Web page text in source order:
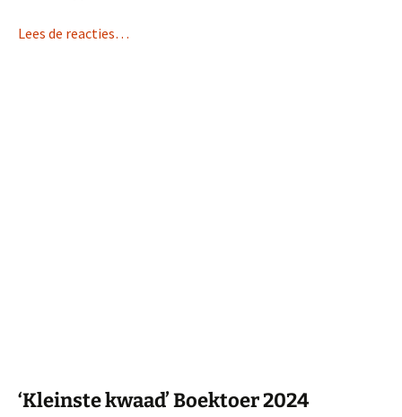
Lees de reacties…
‘Kleinste kwaad’ Boektoer 2024